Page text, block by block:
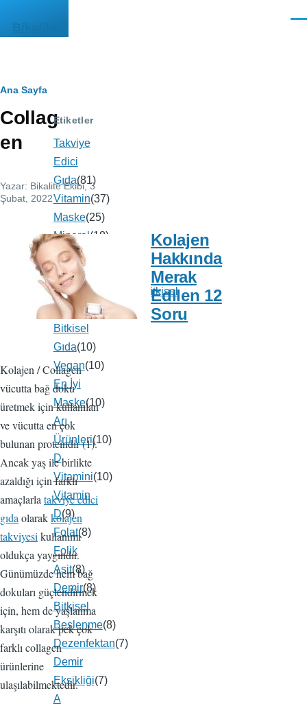
Bikalite
Sayfa
yolu
Ana Sayfa
Collag
en
Yazar: Bikalite Ekibi, 3
Şubat, 2022
Kolajen
Hakkında
Merak
Edilen 12
Soru
Kolajen / Collagen
vücutta bağ doku
üretmek için kullanılan
ve vücutta en çok
bulunan proteindir (1).
Ancak yaş ile birlikte
azaldığı için farklı
amaçlarla takviye edici
gıda olarakkolajen
takviyesi kullanımı
oldukça yaygındır.
Günümüzde hem bağ
dokuları güçlendirmek
için, hem de yaşlanma
karşıtı olarak pek çok
farklı collagen
ürünlerine
ulaşılabilmektedir.
Etiketler
Takviye
Edici
Gıda(81)
Vitamin(37)
Maske(25)
Mineral(18)
Kalite(14)
Vejeteryan
Vegan/Vejeteryan/Bitkisel
Beslenme(13)
Bitkisel
Gıda(10)
Vegan(10)
En İyi
Maske(10)
Arı
Ürünleri(10)
D
Vitamini(10)
Vitamin
D(9)
Folat(8)
Folik
Asit(8)
Demir(8)
Bitkisel
Beslenme(8)
Dezenfektan(7)
Demir
Eksikliği(7)
A